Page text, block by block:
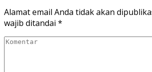
Alamat email Anda tidak akan
wajib ditandai *